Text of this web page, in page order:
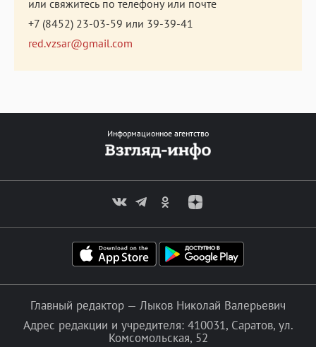
или свяжитесь по телефону или почте
+7 (8452) 23-03-59 или 39-39-41
red.vzsar@gmail.com
Информационное агентство
Главный редактор — Лыков Николай Валерьевич
Адрес редакции и учредителя: 410031, Саратов, ул.
Комсомольская, 52